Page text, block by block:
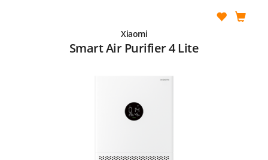
Xiaomi
Smart Air Purifier 4 Lite